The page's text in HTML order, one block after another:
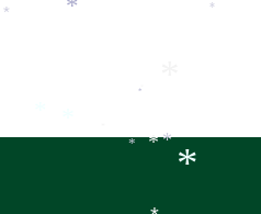
*
*
* *
*
*
*
*
*